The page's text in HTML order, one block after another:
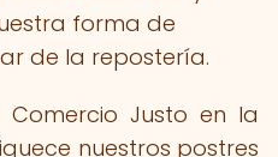
forma de
de la repostería.
Comercio Justo en la
nuestros postres